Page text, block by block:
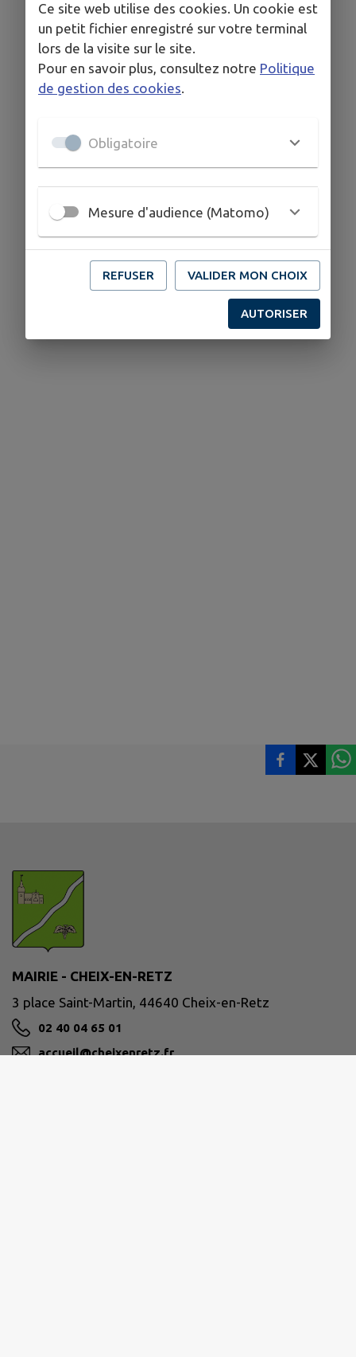
autorisée uniquement aux usagers
(particuliers et professionnels) disposant
d'une carte d'accès.
Pour en faire la demande gratuitement,
remplissez leformulaire en ligne.
MAIRIE - CHEIX-EN-RETZ
3 place Saint-Martin, 44640 Cheix-en-Retz
02 40 04 65 01
accueil@cheixenretz.fr
Ce site web utilise des cookies. Un cookie est
un petit fichier enregistré sur votre terminal
lors de la visite sur le site.
Pour en savoir plus, consultez notre Politique
de gestion des cookies.
Obligatoire
Mesure d'audience (Matomo)
REFUSER VALIDER MON CHOIX
AUTORISER